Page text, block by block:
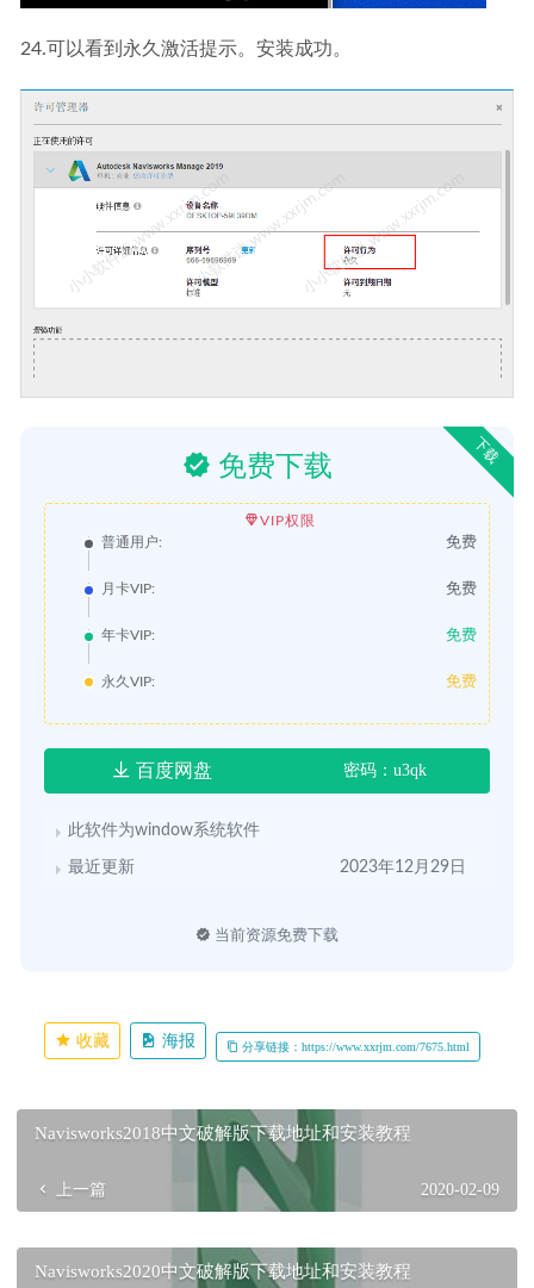
24.可以看到永久激活提示。安装成功。
下载
免费下载
VIP权限
普通用户:
免费
月卡VIP: 免费
年卡VIP: 免费
永久VIP: 免费
百度网盘 密码：u3qk
此软件为window系统软件
最近更新 2023年12月29日
当前资源免费下载
收藏 海报 分享链接：https://www.xxrjm.com/7675.html
Navisworks2018中文破解版下载地址和安装教程
上一篇 2020-02-09
Navisworks2020中文破解版下载地址和安装教程